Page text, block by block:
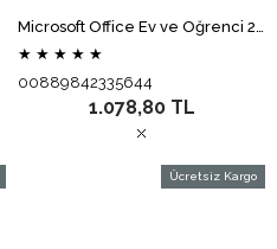
Microsoft Office Ev ve Öğrenci 2019 PC 79G-05017 (Elektronik Lisans)
★ ★ ★ ★ ★
00889842335644
1.078,80 TL
Ücretsiz Kargo